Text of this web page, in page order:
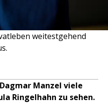
weitestgehend
Manzel viele
Ringelhahn zu sehen.